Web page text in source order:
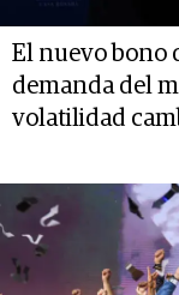
El nuevo bono
demanda del
volatilidad